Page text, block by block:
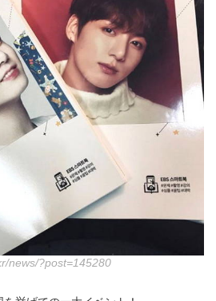
news/?post=145280